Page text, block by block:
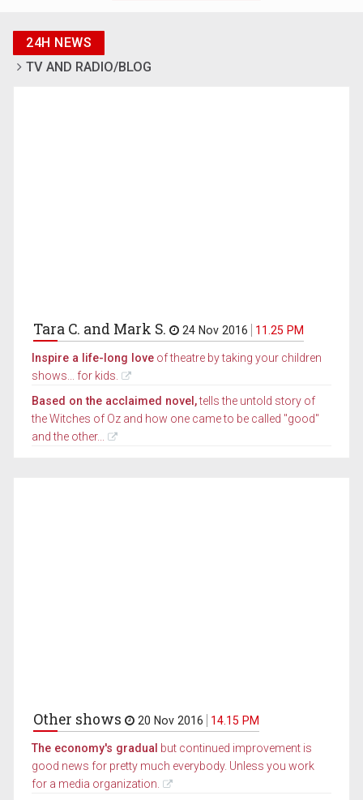
24H NEWS
TV AND RADIO/BLOG
Tara C. and Mark S. 24 Nov 2016 11.25 PM
Inspire a life-long love of theatre by taking your children
shows... for kids.
Based on the acclaimed novel,tells the untold story of
the Witches of Oz and how one came to be called "good"
and the other...
Other shows 20 Nov 2016 14.15 PM
The economy's gradual but continued improvement is
good news for pretty much everybody. Unless you work
for a media organization.